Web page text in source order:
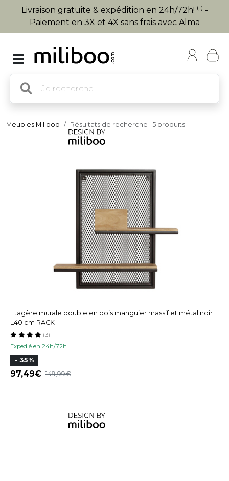
Livraison gratuite & expédition en 24h/72h! (1) -
Paiement en 3X et 4X sans frais avec Alma
Meubles Miliboo Résultats de recherche : 5 produits
Etagère murale double en bois manguier massif et métal noir
L40 cm RACK
Expedié en 24h/72h
(3)
- 35%
97,49 149,99